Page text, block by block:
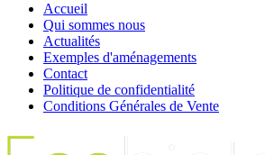
Accueil
Qui sommes nous
Actualités
Exemples d'aménagements
Contact
Politique de confidentialité
Conditions Générales de Vente